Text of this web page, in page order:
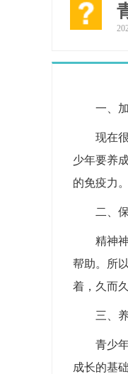
一、
现在
少年要养
的免疫力。
二、
精神
帮助。所
着，久而
三、
青少
成长的基